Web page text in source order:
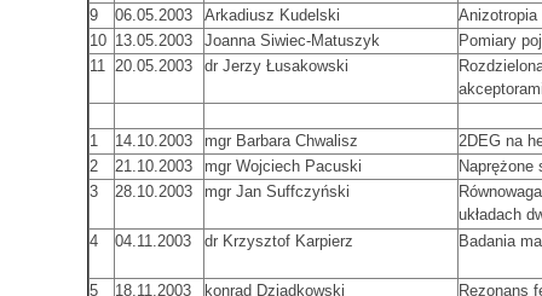
9
06.05.2003 Arkadiusz Kudelski
Anizotropia
10 13.05.2003 Joanna Siwiec-Matuszyk
Pomiary
11 20.05.2003 dr Jerzy Łusakowski
1 14.10.2003 mgr Barbara Chwalisz
2DEG na
2
21.10.2003 mgr Wojciech Pacuski
Naprężone
3
28.10.2003 mgr Jan Suffczyński
układach
4
04.11.2003 dr Krzysztof Karpierz Badania
5 18.11.2003 konrad Dziadkowski
Rezonans